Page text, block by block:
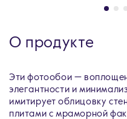
О продукте
Эти фотообои —
элегантности и
имитирует облицовку
плитами с мраморной